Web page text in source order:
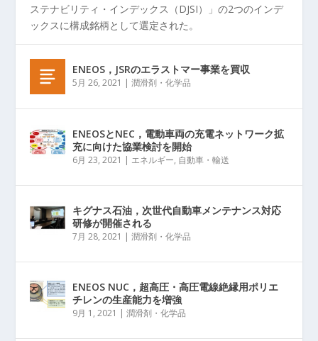
ステナビリティ・インデックス（DJSI）」の2つのインデ
ックスに構成銘柄として選定された。
ENEOS，JSRのエラストマー事業を買収
5月 26, 2021 |潤滑剤・化学品
ENEOSとNEC，電動車両の充電ネットワーク拡
充に向けた協業検討を開始
6月 23, 2021 | エネルギー, 自動車・輸送
キグナス石油，次世代自動車メンテナンス対応
研修が開催される
7月 28, 2021 |潤滑剤・化学品
ENEOS NUC，超高圧・高圧電線絶縁用ポリエ
チレンの生産能力を増強
9月 1, 2021 |潤滑剤・化学品